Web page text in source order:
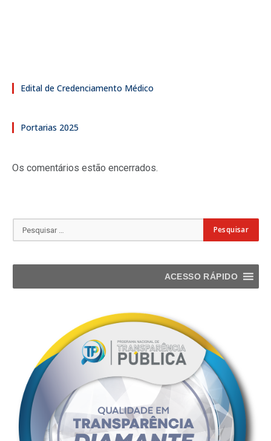
Edital de Credenciamento Médico
Portarias 2025
Os comentários estão encerrados.
ACESSO RÁPIDO